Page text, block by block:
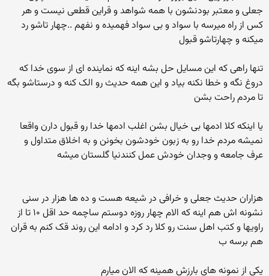
جعلی و معتبر بودنشون با همه شواهد و قراین قطعی نیست و هر
کس از راه میرسه با سواد و بی سواد فهمیده و نفهم ..چهار تاشو رد
میکنه و چهارتاشو قبول
تنها راهی که این مسایل حل بشه اینه که نماینده ای از سوی خدا که
دروغ نگه و خطا نکنه بیاد و این همه حدیث رو الک کنه و درستاشو بگه
تا مردم راحت بشن
یا اینکه کلا ادمها بی خیال بشن اغلب ادمها خدا رو قبول دارن واقعا
نمیشه مردم خدا رو به زبون خودشون بخونن و به اخلاق متداول و
عرف جامعه و وجدان خودش عمل کنندنیا گلستان میشه
هزاران حدیث جعلی و خرافی در شیعه هست و ده ها هزار در سنی
نشونه اش هم اینه که الام چهار روزه دوستم ساچمه حد اقل ۱۰ تا از
راویها و کتب اهل سنت رو کلا رد کرد و ادامه این روند قک کنم به قران
هم برسه ب
یکی از نمونه های بارزش همینه که الان میارم